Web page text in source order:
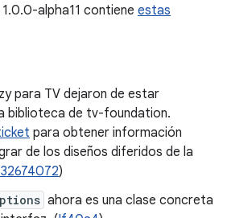
alpha11 contiene estas
para TV dejaron de estar
biblioteca de tv-foundation.
para obtener información
de los diseños diferidos de la
)
ahora es una clase concreta